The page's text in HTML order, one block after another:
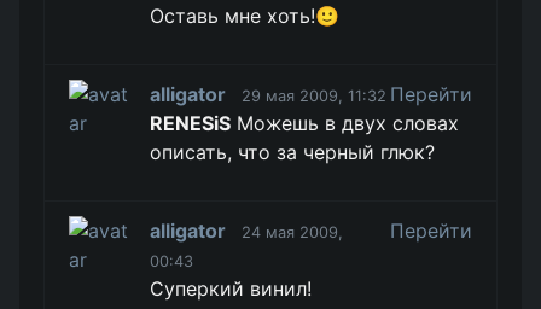
Оставь мне хоть!🙂
alligator 29 мая 2009, 11:32 Перейти
RENESiS Можешь в двух словах
описать, что за черный глюк?
alligator
24 мая 2009,
00:43
Перейти
Суперкий винил!